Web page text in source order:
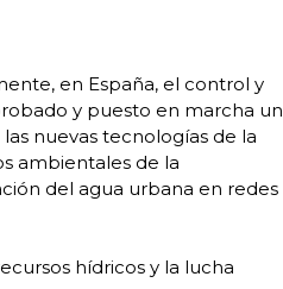
en España, el control y
y puesto en marcha un
nuevas tecnologías de la
ambientales de la
del agua urbana en redes
hídricos y la lucha